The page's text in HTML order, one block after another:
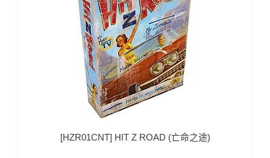
[HZR01CNT] HIT Z ROAD (亡命之途)